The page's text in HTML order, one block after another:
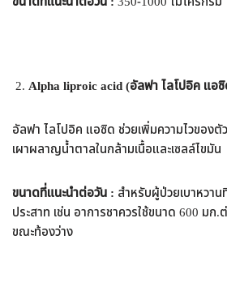
Alpha liproic acid (อัลฟา ไลโปอิค แอ
อัลฟา ไลโปอิค แอซิด ช่วยเพิ่มความไวของ
เผาผลาญน้ำตาลในกล้ามเนื้อและเซลล์ไขมัน
ขนาดที่แนะนำต่อวัน : สำหรับผู้ป่วยเบาหวาน
ประสาท เช่น อาการชาควรใช้ขนาด 600 มก.
ขณะท้องว่าง